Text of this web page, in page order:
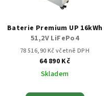
Baterie Premium UP 16kWh
51,2V LiFePo4
78 516,90 Kč včetně DPH
64 890 Kč
Skladem